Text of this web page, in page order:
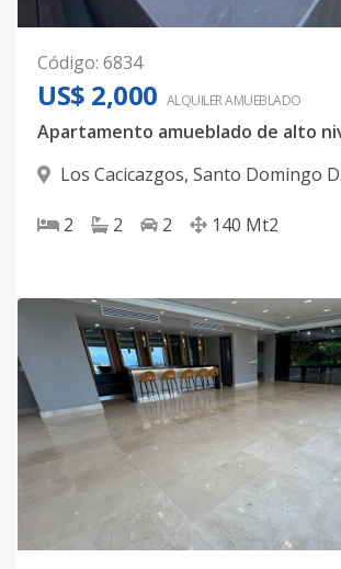
Código: 6834
US$ 2,000 ALQUILERAMUEBLADO
Los Cacicazgos, Santo Domingo
2 2 2 140 Mt2